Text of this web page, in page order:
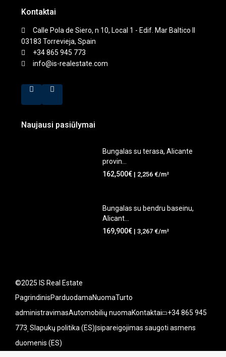
Kontaktai
Calle Pola de Siero, n 10, Local 1 - Edif. Mar Baltico II
03183 Torrevieja, Spain
+34 865 945 773
info@is-realestate.com
Naujausi pasiūlymai
Bungalas su terasa, Alicante
provin...
162,500€ | 2,256 €/m²
Bungalas su bendru baseinu,
Alicant...
169,900€ | 3,267 €/m²
©2025 IS Real Estate
PagrindinisParduodamaNuomaTurto
administravimasAutomobilių nuomaKontaktai +34 865 945
773 Slapukų politika (ES)Įsipareigojimas saugoti asmens
duomenis (ES)